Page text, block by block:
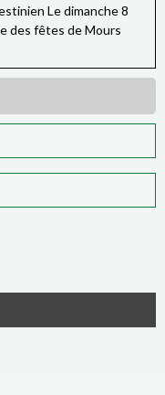
Le dimanche 8
des fêtes de Mours